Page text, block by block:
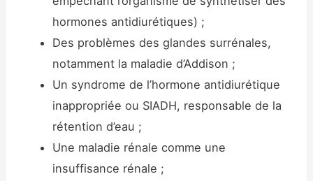
hormones antidiurétiques) ;
Des problèmes des glandes surrénales,
notamment la maladie d’Addison ;
Un syndrome de l’hormone antidiurétique
inappropriée ou SIADH, responsable de la
rétention d’eau ;
Une maladie rénale comme une
insuffisance rénale ;